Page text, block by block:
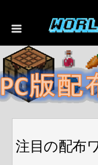
注目の配布